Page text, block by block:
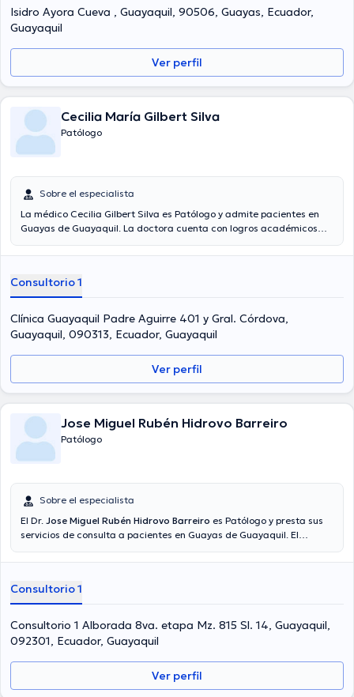
ideal de tener una formación continua en su disciplina de
especialización y ha publicado importantes ediciones.
Isidro Ayora Cueva , Guayaquil, 90506, Guayas, Ecuador,
Guayaquil
Ver perfil
Cecilia María Gilbert Silva
Patólogo
Sobre el especialista
La médico Cecilia Gilbert Silva es Patólogo y admite pacientes en
Guayas de Guayaquil. La doctora cuenta con logros académicos
tiene amplios conocimientos en su área de especialidad. La
su campo de estudio. De igual forma, ella ha participado como
miembro de diversas asociaciones médicas. Cecilia Gilbert Silva ha
contribuido en considerables conferencias con la meta de tener una
formación continua en su campo de especialización y ha difundido
numerosos artículos.
Consultorio 1
Clínica Guayaquil Padre Aguirre 401 y Gral. Córdova,
Guayaquil, 090313, Ecuador, Guayaquil
Ver perfil
Jose Miguel Rubén Hidrovo Barreiro
Patólogo
Sobre el especialista
El Dr. Jose Miguel Rubén Hidrovo Barreiro es Patólogo y presta sus
servicios de consulta a pacientes en Guayas de Guayaquil. El
sobresalientes en Universidad De Guayaquil y tiene amplios
de práctica profesional. Adicionalmente, él se ha desempeñado
como miembro de diversas asociaciones médicas. Jose Miguel
Rubén Hidrovo Barreiro ha intervenido en innumerables
conferencias con el fin de tener una formación continua en su
ámbito de especialización y ha anunciado diversos artículos.
Consultorio 1
Consultorio 1 Alborada 8va. etapa Mz. 815 Sl. 14, Guayaquil,
092301, Ecuador, Guayaquil
Ver perfil